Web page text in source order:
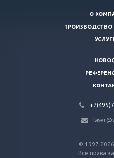
© 1997-
Все права
О
ПРОИЗВОДСТВО